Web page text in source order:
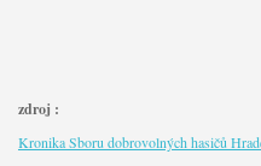
zdroj :
Kronika Sboru dobrovolných hasičů